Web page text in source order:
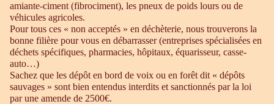
amiante-ciment (fibrociment), les pneux de poids lours ou de
véhicules agricoles.
Pour tous ces « non acceptés » en déchèterie, nous trouverons la
bonne filière pour vous en débarrasser (entreprises spécialisées en
déchets spécifiques, pharmacies, hôpitaux, équarisseur, casse-
auto…)
Sachez que les dépôt en bord de voix ou en forêt dit « dépôts
sauvages » sont bien entendus interdits et sanctionnés par la loi
par une amende de 2500€.